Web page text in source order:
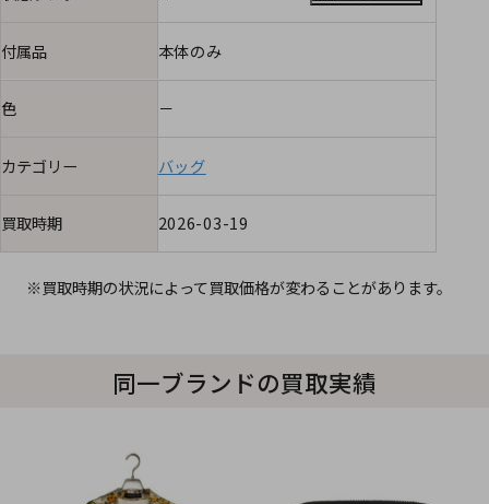
付属品 本体のみ
色 －
カテゴリー バッグ
買取時期 2026-03-19
※買取時期の状況によって買取価格が変わることがあります。
同一ブランドの買取実績